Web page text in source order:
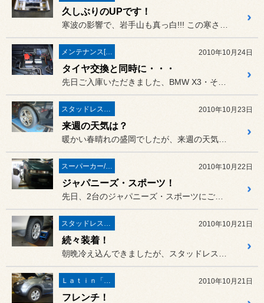
久しぶりのUPです！
メンテナンス[(オイル・バッテリー・ＲＥＣＳなど) 2010年10月24日
タイヤ交換と同時に・・・
スタッドレスタイヤ 「BLIZZAK」 2010年10月23日
来週の天気は？
スーパーカー/スーパースポーツ/ヴィンテージカー 2010年10月22日
ジャパニーズ・スポーツ！
スタッドレスタイヤ 「BLIZZAK」 2010年10月21日
続々装着！
Ｌａｔｉｎ「イタリア・フランス etc」 2010年10月21日
フレンチ！